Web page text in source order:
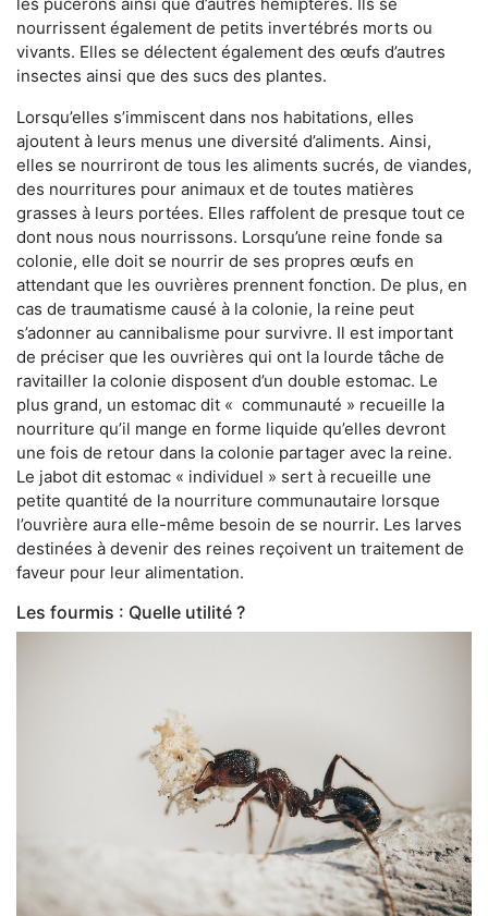
nourrissent également de petits invertébrés morts ou
vivants. Elles se délectent également des œufs d’autres
insectes ainsi que des sucs des plantes.
Lorsqu’elles s’immiscent dans nos habitations, elles
ajoutent à leurs menus une diversité d’aliments. Ainsi,
elles se nourriront de tous les aliments sucrés, de viandes,
des nourritures pour animaux et de toutes matières
grasses à leurs portées. Elles raffolent de presque tout ce
dont nous nous nourrissons. Lorsqu’une reine fonde sa
colonie, elle doit se nourrir de ses propres œufs en
attendant que les ouvrières prennent fonction. De plus, en
cas de traumatisme causé à la colonie, la reine peut
s’adonner au cannibalisme pour survivre. Il est important
de préciser que les ouvrières qui ont la lourde tâche de
ravitailler la colonie disposent d’un double estomac. Le
plus grand, un estomac dit « communauté » recueille la
nourriture qu’il mange en forme liquide qu’elles devront
une fois de retour dans la colonie partager avec la reine.
Le jabot dit estomac « individuel » sert à recueille une
petite quantité de la nourriture communautaire lorsque
l’ouvrière aura elle-même besoin de se nourrir. Les larves
destinées à devenir des reines reçoivent un traitement de
faveur pour leur alimentation.
Les fourmis : Quelle utilité ?